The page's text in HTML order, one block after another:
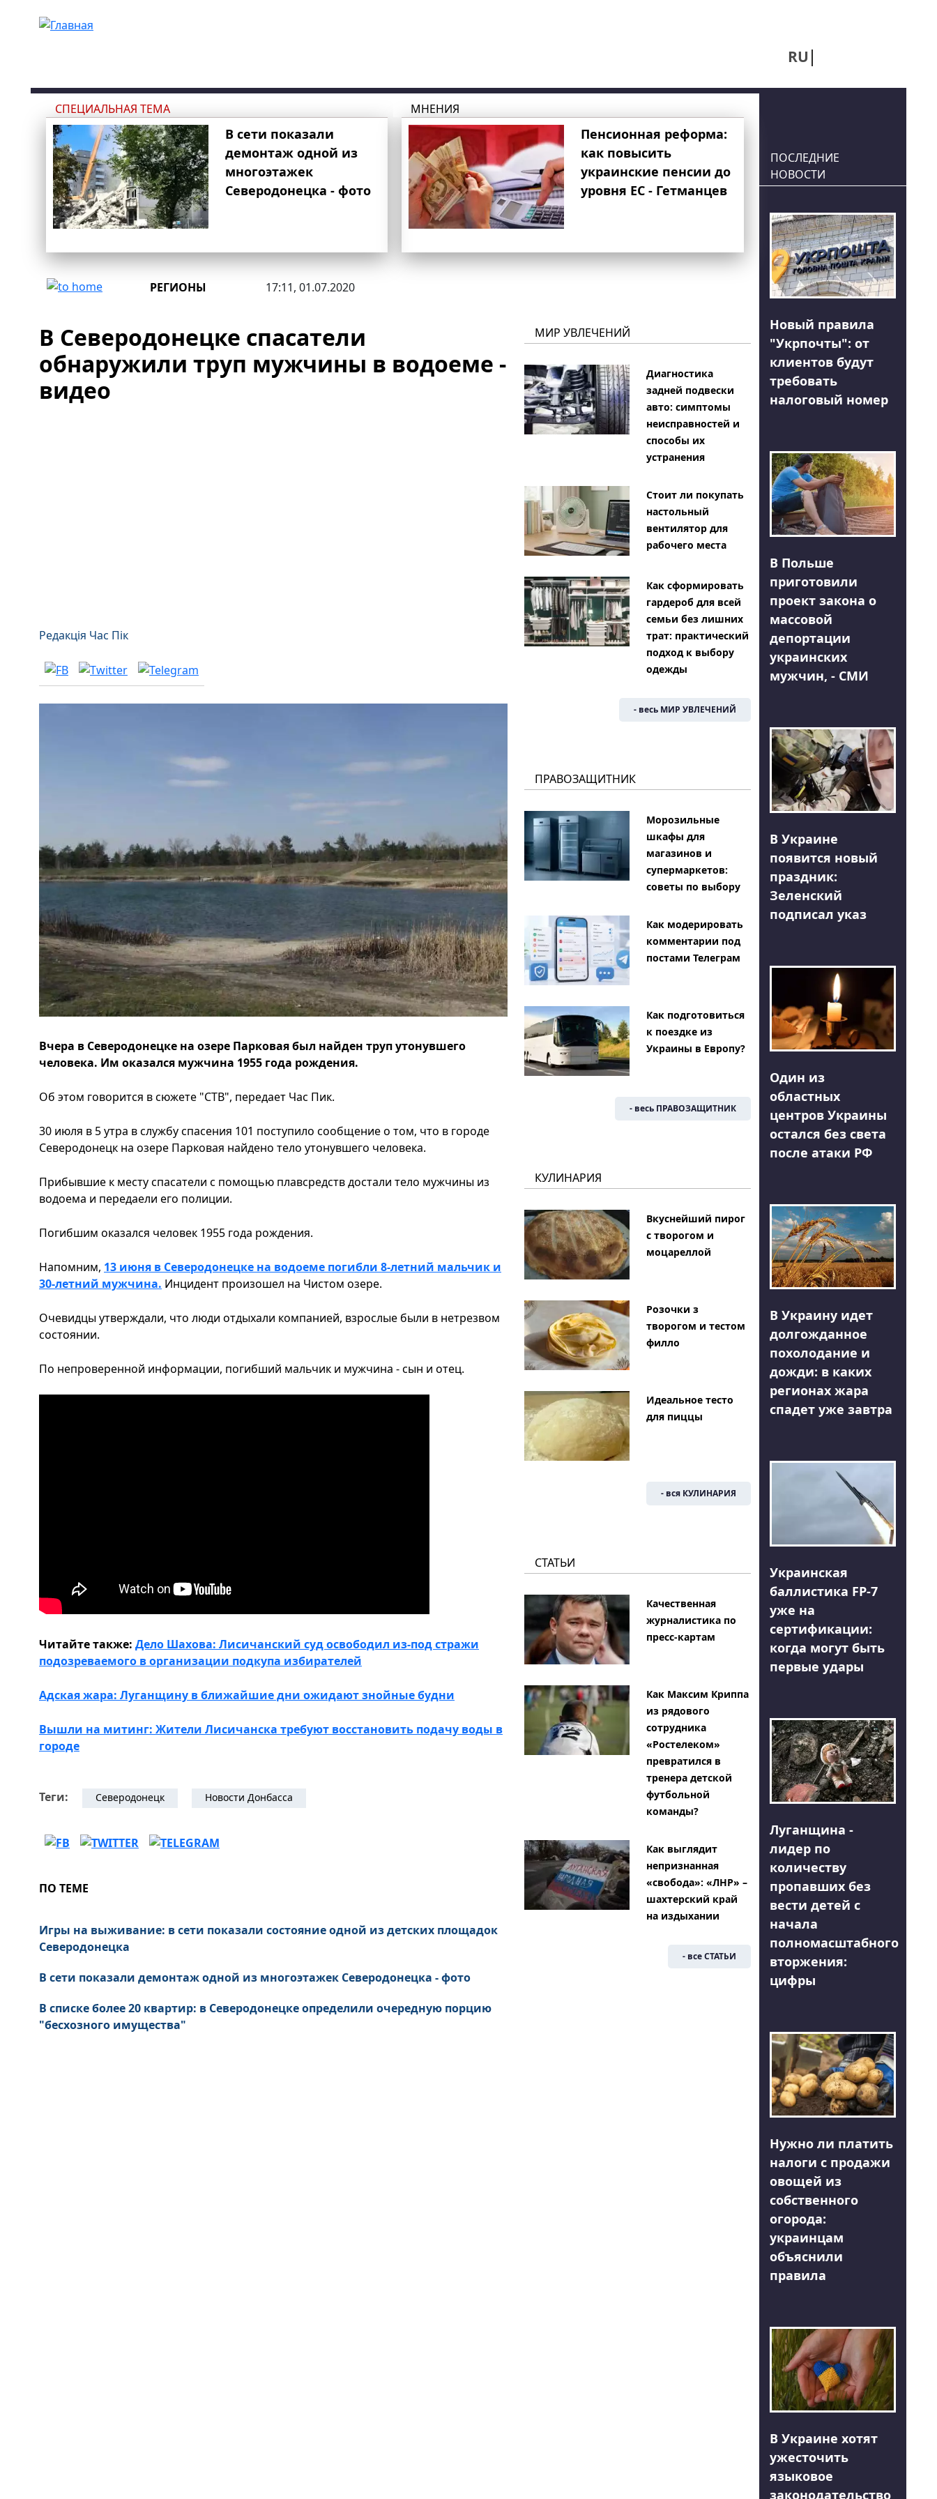
RU
СПЕЦИАЛЬНАЯ ТЕМА
В сети показали
демонтаж одной из
многоэтажек
Северодонецка - фото
МНЕНИЯ
Пенсионная реформа:
как повысить
украинские пенсии до
уровня ЕС - Гетманцев
РЕГИОНЫ 17:11, 01.07.2020
В Северодонецке спасатели
обнаружили труп мужчины в водоеме -
видео
Редакція Час Пік
Вчера в Северодонецке на озере Парковая был найден труп утонувшего
человека. Им оказался мужчина 1955 года рождения.
Об этом говорится в сюжете "СТВ", передает Час Пик.
30 июля в 5 утра в службу спасения 101 поступило сообщение о том, что в городе
Северодонецк на озере Парковая найдено тело утонувшего человека.
Прибывшие к месту спасатели с помощью плавсредств достали тело мужчины из
водоема и передаели его полиции.
Погибшим оказался человек 1955 года рождения.
Напомним, 13 июня в Северодонецке на водоеме погибли 8-летний мальчик и
30-летний мужчина. Инцидент произошел на Чистом озере.
Очевидцы утверждали, что люди отдыхали компанией, взрослые были в нетрезвом
состоянии.
По непроверенной информации, погибший мальчик и мужчина - сын и отец.
Читайте также: Дело Шахова: Лисичанский суд освободил из-под стражи
подозреваемого в организации подкупа избирателей
Адская жара: Луганщину в ближайшие дни ожидают знойные будни
Вышли на митинг: Жители Лисичанска требуют восстановить подачу воды в
городе
Теги: Северодонецк Новости Донбасса
ПО ТЕМЕ
Игры на выживание: в сети показали состояние одной из детских площадок
Северодонецка
В сети показали демонтаж одной из многоэтажек Северодонецка - фото
В списке более 20 квартир: в Северодонецке определили очередную порцию
"бесхозного имущества"
МИР УВЛЕЧЕНИЙ
Диагностика
задней подвески
авто: симптомы
неисправностей и
способы их
устранения
Стоит ли покупать
настольный
вентилятор для
рабочего места
Как сформировать
гардероб для всей
семьи без лишних
трат: практический
подход к выбору
одежды
- весь МИР УВЛЕЧЕНИЙ
ПРАВОЗАЩИТНИК
Морозильные
шкафы для
магазинов и
супермаркетов:
советы по выбору
Как модерировать
комментарии под
постами Телеграм
Как подготовиться
к поездке из
Украины в Европу?
- весь ПРАВОЗАЩИТНИК
КУЛИНАРИЯ
Вкуснейший пирог
с творогом и
моцареллой
Розочки з
творогом и тестом
филло
Идеальное тесто
для пиццы
- вся КУЛИНАРИЯ
СТАТЬИ
Качественная
журналистика по
пресс-картам
Как Максим Криппа
из рядового
сотрудника
«Ростелеком»
превратился в
тренера детской
футбольной
команды?
Как выглядит
непризнанная
«свобода»: «ЛНР» –
шахтерский край
на издыхании
- все СТАТЬИ
ПОСЛЕДНИЕ
НОВОСТИ
Новый правила
"Укрпочты": от
клиентов будут
требовать
налоговый номер
В Польше
приготовили
проект закона о
массовой
депортации
украинских
мужчин, - СМИ
В Украине
появится новый
праздник:
Зеленский
подписал указ
Один из
областных
центров Украины
остался без света
после атаки РФ
В Украину идет
долгожданное
похолодание и
дожди: в каких
регионах жара
спадет уже завтра
Украинская
баллистика FP-7
уже на
сертификации:
когда могут быть
первые удары
Луганщина -
лидер по
количеству
пропавших без
вести детей с
начала
полномасштабного
вторжения:
цифры
Нужно ли платить
налоги с продажи
овощей из
собственного
огорода:
украинцам
объяснили
правила
В Украине хотят
ужесточить
языковое
законодательство